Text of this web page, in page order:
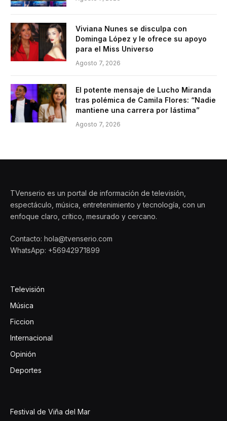
Viviana Nunes se disculpa con
Dominga López y le ofrece su apoyo
para el Miss Universo
Agosto 7, 2026
El potente mensaje de Lucho Miranda
tras polémica de Camila Flores: “Nadie
mantiene una carrera por lástima”
Agosto 7, 2026
TVenserio es un portal de información de televisión,
espectáculo, música, entretenimiento y tecnología, con un
enfoque claro, crítico, mesurado y cercano.
Contacto: hola@tvenserio.com
WhatsApp: +56942971899
Televisión
Música
Ficcion
Internacional
Opinión
Deportes
Festival de Viña del Mar